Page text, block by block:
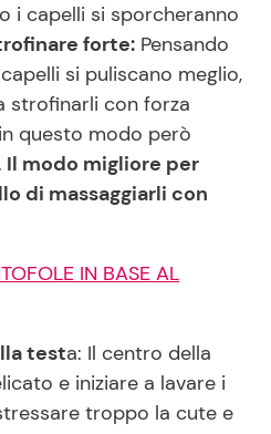
i capelli si sporcheranno
forte: Pensando
si puliscano meglio,
strofinarli con forza
questo modo però
Il modo migliore per
di massaggiarli con
IN BASE AL
testa: Il centro della
e iniziare a lavare i
troppo la cute e